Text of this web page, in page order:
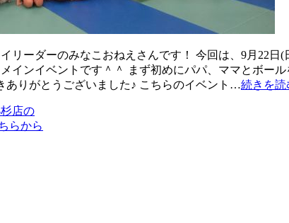
リーダーのみなこおねえさんです！ 今回は、9月22
インイベントです＾＾ まず初めにパパ、ママとボー
ありがとうございました♪ こちらのイベント…続きを読
店の
らから